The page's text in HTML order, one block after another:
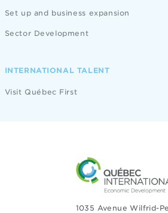
Set up and business expansion
Sector Development
INTERNATIONAL TALENT
Visit Québec First
1035 Avenue Wilfrid-